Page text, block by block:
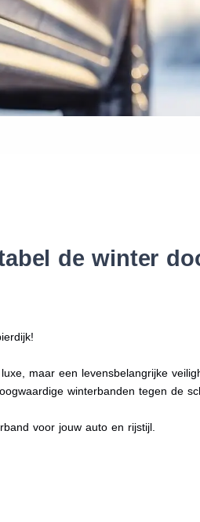
Help mij met bestellen
de winter
maar een levensbelangrijke
winterbanden tegen de
voor jouw auto en rijstijl.